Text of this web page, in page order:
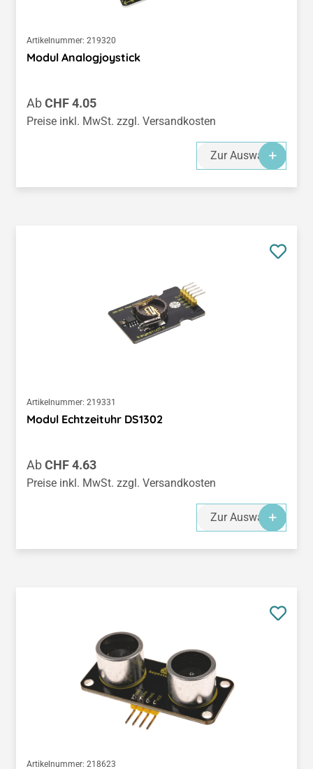
Artikelnummer: 219320
Modul Analogjoystick
Regulärer Preis:
AbCHF 4.05
Preise inkl. MwSt. zzgl. Versandkosten
Zur Auswahl
Artikelnummer: 219331
Modul Echtzeituhr DS1302
Regulärer Preis:
AbCHF 4.63
Preise inkl. MwSt. zzgl. Versandkosten
Zur Auswahl
Artikelnummer: 218623